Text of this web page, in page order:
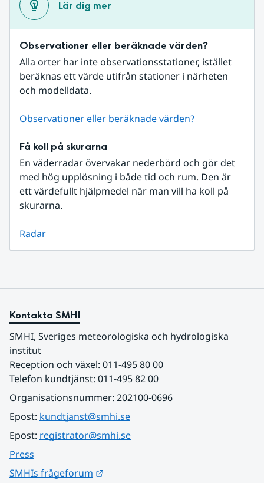
Lär dig mer
Observationer eller beräknade värden?
Alla orter har inte observationsstationer, istället
beräknas ett värde utifrån stationer i närheten
och modelldata.
Observationer eller beräknade värden?
Få koll på skurarna
En väderradar övervakar nederbörd och gör det
med hög upplösning i både tid och rum. Den är
ett värdefullt hjälpmedel när man vill ha koll på
skurarna.
Radar
Kontakta SMHI
SMHI, Sveriges meteorologiska och hydrologiska
institut
Reception och växel: 011-495 80 00
Telefon kundtjänst: 011-495 82 00
Organisationsnummer: 202100-0696
Epost: kundtjanst@smhi.se
Epost: registrator@smhi.se
Press
SMHIs frågeforum